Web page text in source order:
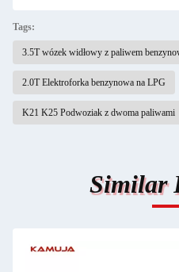
Tags:
3.5T wózek widłowy z paliwem
2.0T Elektroforka benzynowa na LPG
K21 K25 Podwoziak z dwoma paliwami
Similar